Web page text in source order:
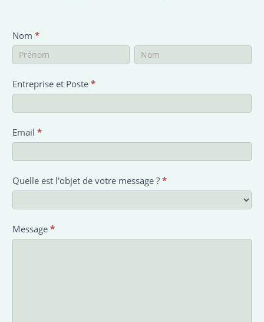
Nom *
Nom Nom
Entreprise et Poste *
Email *
Quelle est l'objet de votre message ? *
Message *